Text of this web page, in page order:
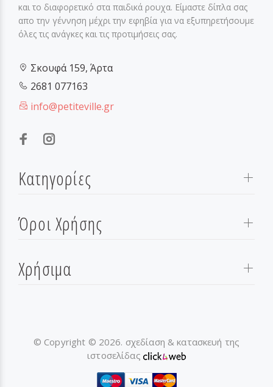
και το διαφορετικό στα παιδικά ρουχα. Είμαστε δίπλα σας
απο την γέννηση μέχρι την εφηβία για να εξυπηρετήσουμε
όλες τις ανάγκες και τις προτιμήσεις σας.
Σκουφά 159, Άρτα
2681 077163
info@petiteville.gr
Κατηγορίες
Όροι Χρήσης
Χρήσιμα
© Copyright © 2026. σχεδίαση & κατασκευή της
ιστοσελίδας